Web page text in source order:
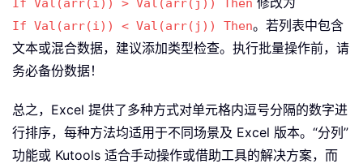
If Val(arr(i)) > Val(arr(j)) Then
If Val(arr(i)) < Val(arr(j)) Then。若列表中包含
文本或混合数据，建议添加类型检查。执行批量操作前，请
务必备份数据！
总之，Excel 提供了多种方式对单元格内逗号分隔的数字进
行排序，每种方法均适用于不同场景及 Excel 版本。“分列”
功能或 Kutools 适合手动操作或借助工具的解决方案，而